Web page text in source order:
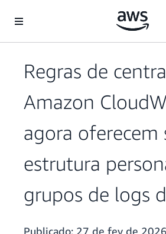
Pular para o conteúdo principal
Regras de
Amazon
agora
estrutura
grupos de logs
Publicado: 27 de fev de 2026